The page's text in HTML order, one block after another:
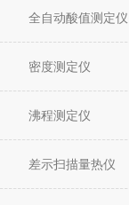
全自动酸值测定仪
密度测定仪
沸程测定仪
差示扫描量热仪